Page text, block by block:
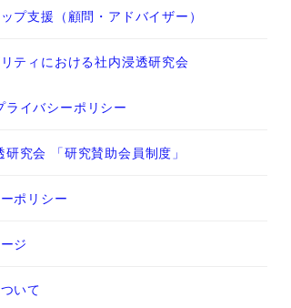
プ支援（顧問・アドバイザー）
ティにおける社内浸透研究会
ライバシーポリシー
研究会 「研究賛助会員制度」
ポリシー
ジ
いて